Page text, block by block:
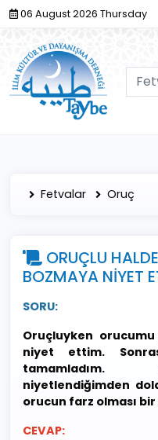
06 August 2026 Thursday
Fetvalar Oruç
ORUÇLU
BOZMAYA NİYET
SORU:
Oruçluyken
niyet ettim.
tamamladım.
niyetlendiğimden
orucun farz olması
CEVAP: